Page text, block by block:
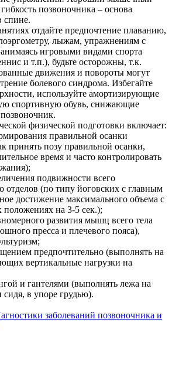
позвоночника – основа
спине.
отдайте предпочтение плаванию,
лыжам, упражнениям с
игровыми видами спорта
и т.п.), будьте осторожны, т.к.
движения и повороты могут
болевого синдрома. Избегайте
используйте амортизирующие
спортивную обувь, снижающие
физической подготовки включает:
правильной осанки
принять позу правильной осанки,
время и часто контролировать
подвижности всего
отделов (по типу йоговских с главным
достижение максимального объема с
на 3-5 сек.);
развития мышц всего тела
пресса и плечевого пояса),
предпочтительно (выполнять на
вертикальные нагрузки на
и гантелями (выполнять лежа на
в упоре грудью).
заболеваний позвоночника и